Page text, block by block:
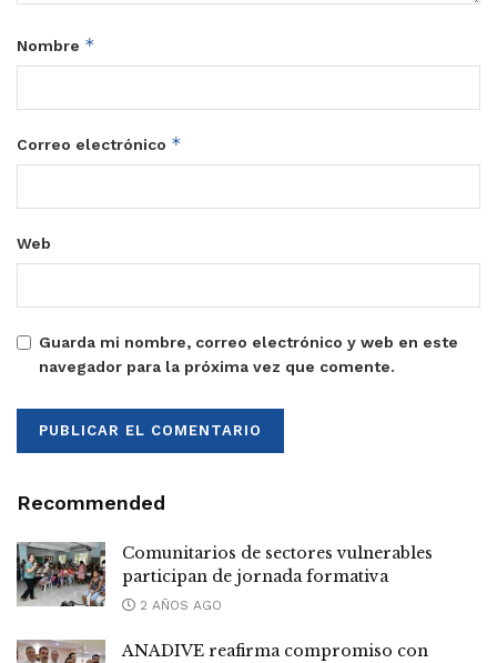
Nombre *
Correo electrónico *
Web
Guarda mi nombre, correo electrónico y web en este
navegador para la próxima vez que comente.
Recommended
Comunitarios de sectores vulnerables
participan de jornada formativa
2 AÑOS AGO
ANADIVE reafirma compromiso con